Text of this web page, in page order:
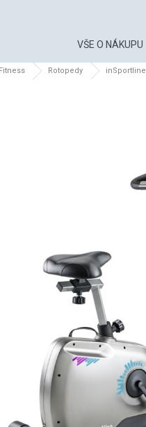
VŠE O NÁKUPU
Fitness Rotopedy inSportline